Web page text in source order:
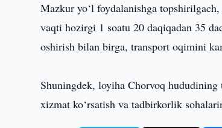
Mazkur yo‘l foydalanishga
vaqti hozirgi 1 soatu 20 daqiqadan 35
oshirish bilan birga, transport oqimini
Shuningdek, loyiha Chorvoq
xizmat ko‘rsatish va tadbirkorlik